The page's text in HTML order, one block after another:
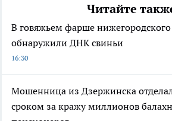
Читайте
В говяжьем фарше
обнаружили ДНК свиньи
16:30
Мошенница из Дзержинска
сроком за кражу миллионов